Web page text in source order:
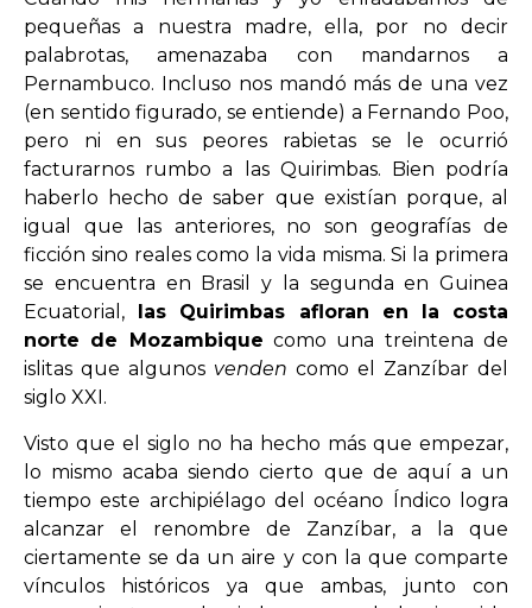
pequeñas a nuestra madre, ella, por no decir
palabrotas, amenazaba con mandarnos a
Pernambuco. Incluso nos mandó más de una vez
(en sentido figurado, se entiende) a Fernando Poo,
pero ni en sus peores rabietas se le ocurrió
facturarnos rumbo a las Quirimbas. Bien podría
haberlo hecho de saber que existían porque, al
igual que las anteriores, no son geografías de
ficción sino reales como la vida misma. Si la primera
se encuentra en Brasil y la segunda en Guinea
Ecuatorial, las Quirimbas afloran en la costa
norte de Mozambique como una treintena de
islitas que algunos venden como el Zanzíbar del
siglo XXI.
Visto que el siglo no ha hecho más que empezar,
lo mismo acaba siendo cierto que de aquí a un
tiempo este archipiélago del océano Índico logra
alcanzar el renombre de Zanzíbar, a la que
ciertamente se da un aire y con la que comparte
vínculos históricos ya que ambas, junto con